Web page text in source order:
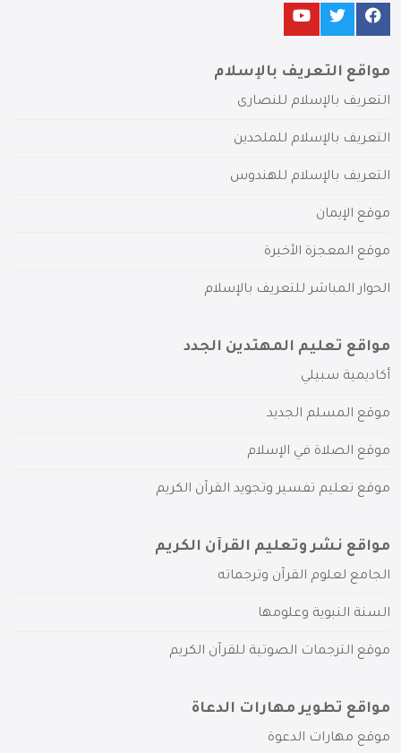
مواقع التعريف بالإسلام
التعريف بالإسلام للنصارى
التعريف بالإسلام للملحدين
التعريف بالإسلام للهندوس
موقع الإيمان
موقع المعجزة الأخيرة
الحوار المباشر للتعريف بالإسلام
مواقع تعليم المهتدين الجدد
أكاديمية سبيلي
موقع المسلم الجديد
موقع الصلاة في الإسلام
موقع تعليم تفسير وتجويد القرآن الكريم
مواقع نشر وتعليم القرآن الكريم
الجامع لعلوم القرآن وترجماته
السنة النبوية وعلومها
موقع الترجمات الصوتية للقرآن الكريم
مواقع تطوير مهارات الدعاة
موقع مهارات الدعوة